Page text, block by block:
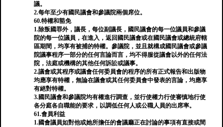
議。
2.每年至少有國民議會和參議院兩個席位。
60.特權和豁免
1.除叛國罪外，議長，每位副議長，國民議會的每一位議員和參議
院的每一位議員，在進入，返回國民議會或在國民議會或總統府轄
區期間，均享有被捕的特權。參議院，並且就構成國民議會或參議
院議事程序一部分的任何言論而言，均不得服從議會以外的任何法
院，法庭或機構的其他任何訴訟或議事。
2.議會或其程序或議會任何委員會的程序的所有正式報告和出版物
均應享有特權，無論在議會或其任何委員會中發表的言論，均應享
有絕對特權。
3.國民議會和參議院均有權進行調查，並行使權力行使審慎地行使
各分庭各自職能的要求，以調低任何人或公職人員的出席率。
61.會員利益
1.國會議員如對他或她所擔任的會議廳正在討論的事項有直接或間